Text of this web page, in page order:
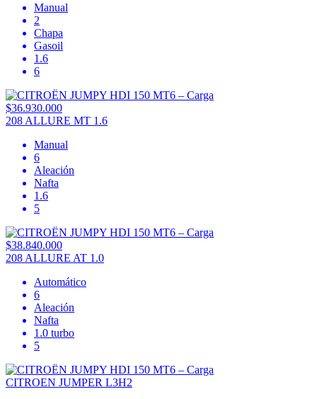
Manual
2
Chapa
Gasoil
1.6
6
$36.930.000
208 ALLURE MT 1.6
Manual
6
Aleación
Nafta
1.6
5
$38.840.000
208 ALLURE AT 1.0
Automático
6
Aleación
Nafta
1.0 turbo
5
CITROEN JUMPER L3H2